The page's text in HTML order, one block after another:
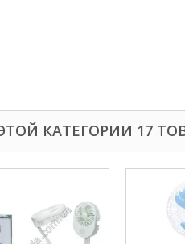
КАТЕГОРИИ 17